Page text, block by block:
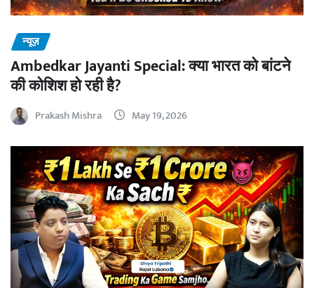
न्यूज़
Ambedkar Jayanti Special: क्या भारत को बांटने
की कोशिश हो रही है?
Prakash Mishra May 19, 2026